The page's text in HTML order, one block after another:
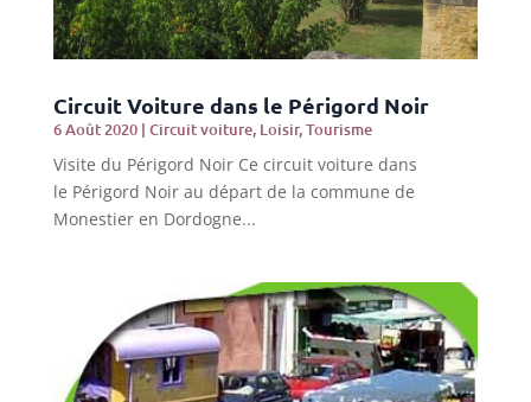
Circuit Voiture dans le Périgord Noir
6 Août 2020| Circuit voiture, Loisir,Tourisme
Visite du Périgord Noir Ce circuit voiture dans
le Périgord Noir au départ de la commune de
Monestier en Dordogne...